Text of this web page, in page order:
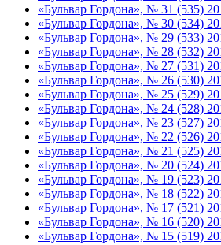
«Бульвар Гордона», № 31 (535)
«Бульвар Гордона», № 30 (534)
«Бульвар Гордона», № 29 (533)
«Бульвар Гордона», № 28 (532)
«Бульвар Гордона», № 27 (531)
«Бульвар Гордона», № 26 (530)
«Бульвар Гордона», № 25 (529)
«Бульвар Гордона», № 24 (528)
«Бульвар Гордона», № 23 (527)
«Бульвар Гордона», № 22 (526)
«Бульвар Гордона», № 21 (525)
«Бульвар Гордона», № 20 (524)
«Бульвар Гордона», № 19 (523)
«Бульвар Гордона», № 18 (522)
«Бульвар Гордона», № 17 (521)
«Бульвар Гордона», № 16 (520)
«Бульвар Гордона», № 15 (519)